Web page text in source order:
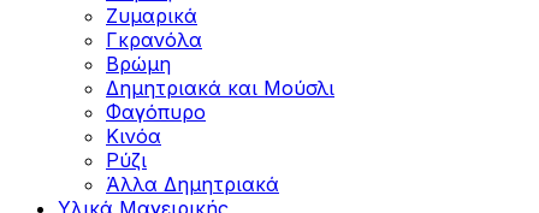
Ζυμαρικά
Γκρανόλα
Βρώμη
Δημητριακά και Μούσλι
Φαγόπυρο
Κινόα
Ρύζι
Άλλα Δημητριακά
Υλικά Μαγειρικής